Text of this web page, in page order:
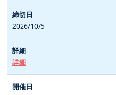
2026/10/5
詳細